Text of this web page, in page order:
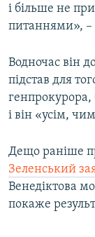
і більше не
питаннями», –
Водночас він
підстав для
генпрокурора,
і він «усім,
Дещо раніше
Зеленський
Венедіктова
покаже